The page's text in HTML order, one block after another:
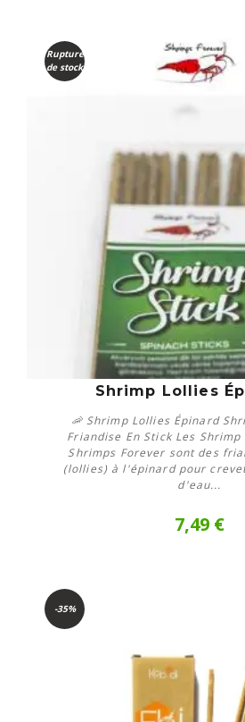
Rupture
de stock
Shrimp Lollies
🦐 Shrimp Lollies Épinard
Friandise En Stick Les
Shrimps Forever sont des
(lollies) à l'épinard pour
d'eau...
7,49 €
-35%